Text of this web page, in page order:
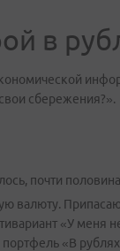
в
сбережения?».
почти
валюту.
«У меня
«В